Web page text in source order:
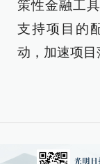
策性金融工
支持项目的
动，加速项目